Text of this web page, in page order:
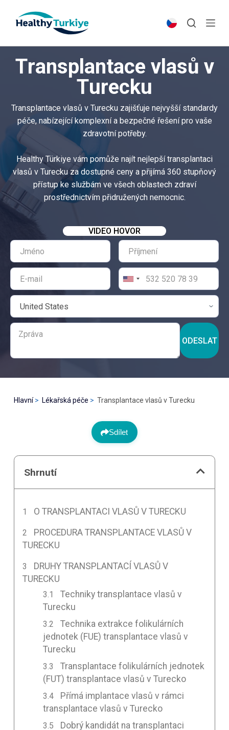
p
n
Transplantace vlasů v
Turecku
Transplantace vlasů v Turecku zajišťuje nejvyšší standardy
péče, nabízející komplexní a bezpečné řešení pro vaše
zdravotní potřeby.
Healthy Türkiye vám pomůže najít nejlepší transplantaci
vlasů v Turecku za dostupné ceny a přijímá 360 stupňový
přístup ke službám ve všech oblastech zdraví
prostřednictvím přidružených nemocnic.
VIDEO HOVOR
ODESLAT
Hlavní Lékařská péče Transplantace vlasů v Turecku
Sdílet
Shrnutí
O TRANSPLANTACI VLASŮ V TURECKU
PROCEDURA TRANSPLANTACE VLASŮ V
TURECKU
DRUHY TRANSPLANTACÍ VLASŮ V
TURECKU
Techniky transplantace vlasů v
Turecku
Technika extrakce folikulárních
jednotek (FUE) transplantace vlasů v
Turecku
Transplantace folikulárních jednotek
(FUT) transplantace vlasů v Turecko
Přímá implantace vlasů v rámci
transplantace vlasů v Turecko
Dobrý kandidát na transplantaci